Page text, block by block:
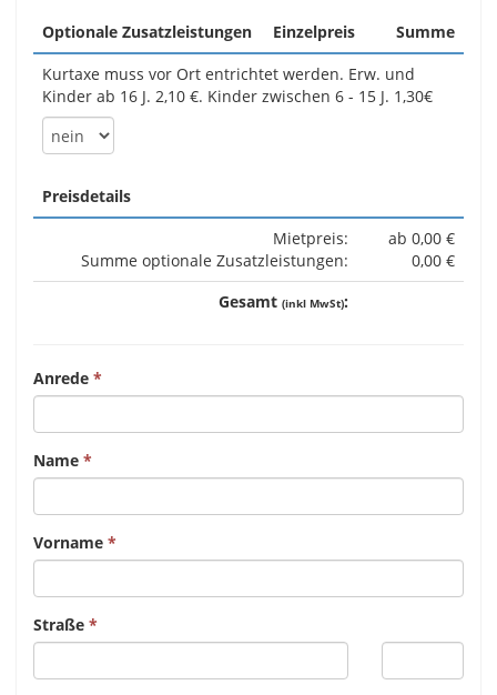
Optionale Zusatzleistungen Einzelpreis
Summe
Kurtaxe muss vor Ort entrichtet werden. Erw. und
Kinder ab 16 J. 2,10 €. Kinder zwischen 6 - 15 J. 1,30€
Preisdetails
Mietpreis:
Summe optionale Zusatzleistungen:
ab 0,00 €
0,00 €
Gesamt (inkl MwSt):
Anrede
Name
Vorname
Straße